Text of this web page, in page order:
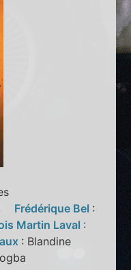
Frédérique Bel :
Martin Laval :
: Blandine